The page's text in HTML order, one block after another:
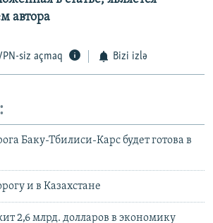
автора
siz açmaq Bizi izlə
Баку-Тбилиси-Карс будет готова в
и в Казахстане
2,6 млрд. долларов в экономику